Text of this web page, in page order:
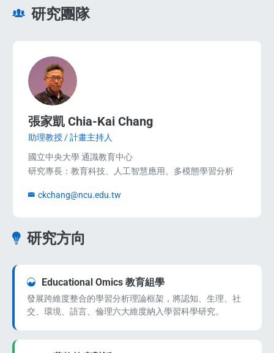
研究團隊
張家凱 Chia-Kai Chang
助理教授 / 計畫主持人
國立中央大學 通識教育中心
研究專長：教育科技、人工智慧應用、多模態學習分析
ckchang@ncu.edu.tw
研究方向
Educational Omics 教育組學
發展跨維度整合的學習分析理論框架，將認知、生理、社
交、環境、語言、倫理六大維度納入學習科學研究。